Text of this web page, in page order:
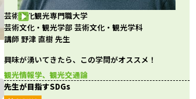
芸術文化観光専門職大学
芸術文化・観光学部 芸術文化・観光学科
講師 野津 直樹 先生
興味が湧いてきたら、この学問がオススメ！
観光情報学、観光交通論
先生が目指すSDGs